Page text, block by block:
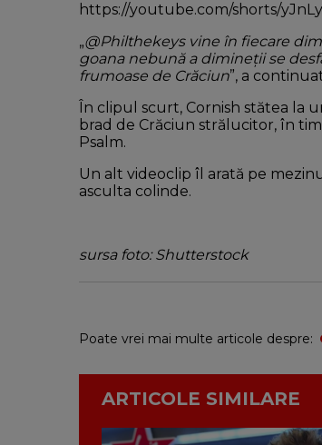
https://youtube.com/shorts/
„@Philthekeys vine în fiecare
goana nebună a dimineții se
frumoase de Crăciun”, a
În clipul scurt, Cornish stătea la
brad de Crăciun strălucitor, în
Psalm.
Un alt videoclip îl arată pe
asculta colinde.
sursa foto: Shutterstock
Poate vrei mai multe articole despre:
ARTICOLE SIMILARE